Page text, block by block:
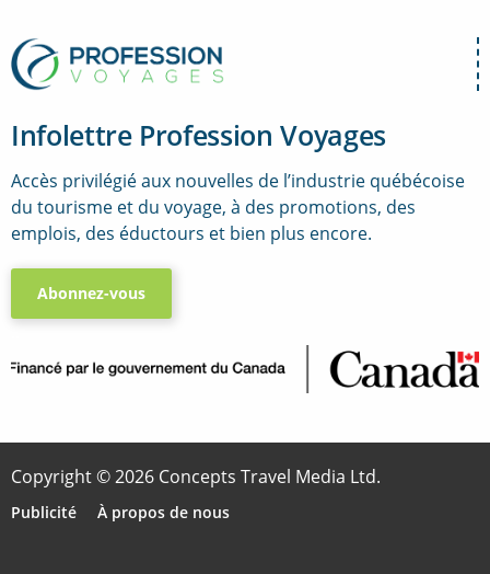
Infolettre Profession Voyages
Accès privilégié aux nouvelles de l’industrie québécoise
du tourisme et du voyage, à des promotions, des
emplois, des éductours et bien plus encore.
Abonnez-vous
Copyright © 2026 Concepts Travel Media Ltd.
Publicité À propos de nous